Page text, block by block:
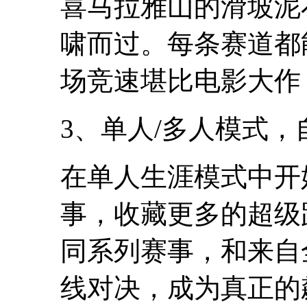
喜马拉雅山的滑坡
啸而过。每条赛道
场竞速堪比电影大作
3、单人/多人模式，
在单人生涯模式中
事，收藏更多的超
同系列赛事，和来
线对决，成为真正